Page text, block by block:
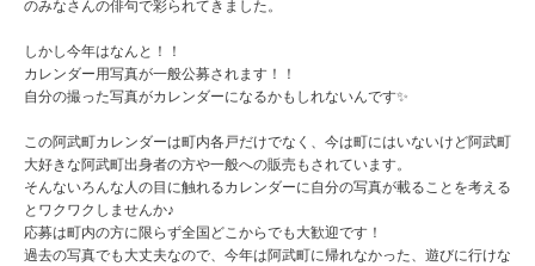
のみなさんの俳句で彩られてきました。
しかし今年はなんと！！
カレンダー用写真が一般公募されます！！
自分の撮った写真がカレンダーになるかもしれないんです✨
この阿武町カレンダーは町内各戸だけでなく、今は町にはいないけど阿武町
大好きな阿武町出身者の方や一般への販売もされています。
そんないろんな人の目に触れるカレンダーに自分の写真が載ることを考える
とワクワクしませんか♪
応募は町内の方に限らず全国どこからでも大歓迎です！
過去の写真でも大丈夫なので、今年は阿武町に帰れなかった、遊びに行けな